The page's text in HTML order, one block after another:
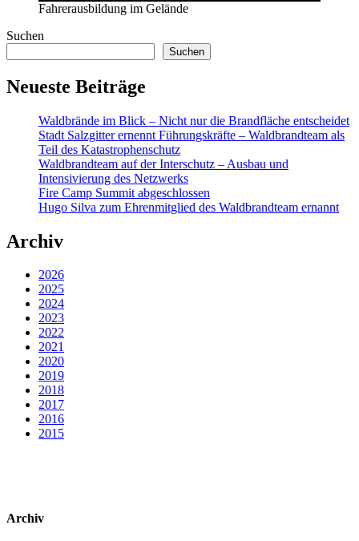
Fahrerausbildung im Gelände
Suchen
Suchen
Neueste Beiträge
Waldbrände im Blick – Nicht nur die Brandfläche entscheidet
Stadt Salzgitter ernennt Führungskräfte – Waldbrandteam als
Teil des Katastrophenschutz
Waldbrandteam auf der Interschutz – Ausbau und
Intensivierung des Netzwerks
Fire Camp Summit abgeschlossen
Hugo Silva zum Ehrenmitglied des Waldbrandteam ernannt
Archiv
2026
2025
2024
2023
2022
2021
2020
2019
2018
2017
2016
2015
Archiv